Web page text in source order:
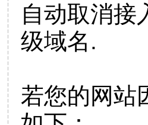
自动取消接
级域名.
若您的网站